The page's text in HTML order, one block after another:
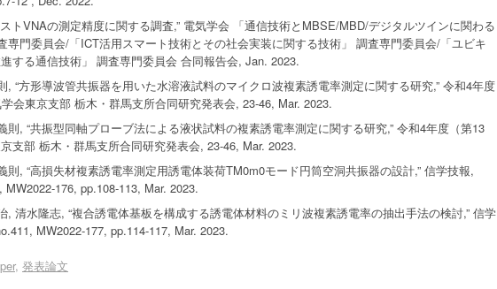
トVNAの測定精度に関する調査,” 電気学会 「通信技術とMBSE/MBD/デジタルツインに関わる
専門委員会/「ICT活用スマート技術とその社会実装に関する技術」 調査専門委員会/「ユビキ
する通信技術」 調査専門委員会 合同報告会, Jan. 2023.
, “方形導波管共振器を用いた水溶液試料のマイクロ波複素誘電率測定に関する研究,” 令和4年度
学会東京支部 栃木・群馬支所合同研究発表会, 23-46, Mar. 2023.
則, “共振型同軸プローブ法による液状試料の複素誘電率測定に関する研究,” 令和4年度（第13
支部 栃木・群馬支所合同研究発表会, 23-46, Mar. 2023.
則, “高損失材複素誘電率測定用誘電体装荷TM0m0モード円筒空洞共振器の設計,” 信学技報,
176, pp.108-113, Mar. 2023.
, 清水隆志, “複合誘電体基板を構成する誘電体材料のミリ波複素誘電率の抽出手法の検討,” 信学
MW2022-177, pp.114-117, Mar. 2023.
発表論文